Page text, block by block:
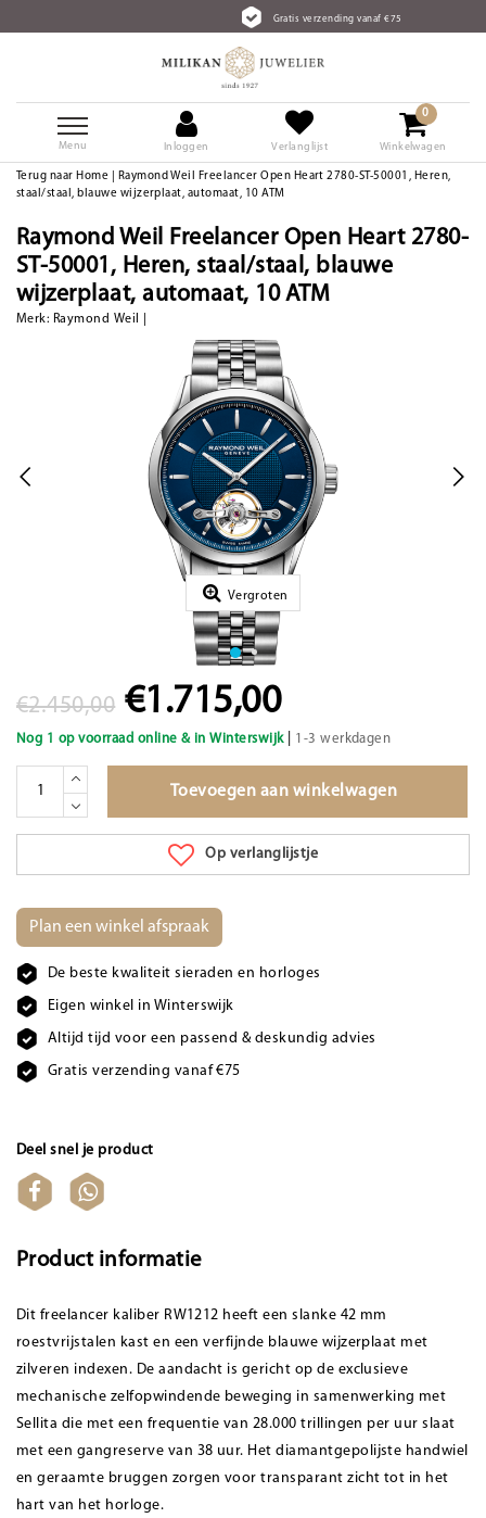
Gratis verzending vanaf €75
Menu Inloggen Verlanglijst
0
Winkelwagen
Terug naar Home
Raymond Weil Freelancer Open Heart 2780-ST-50001, Heren,
staal/staal, blauwe wijzerplaat, automaat, 10 ATM
Raymond Weil Freelancer Open Heart 2780-
ST-50001, Heren, staal/staal, blauwe
wijzerplaat, automaat, 10 ATM
Merk: Raymond Weil
Vergroten
€2.450,00 €1.715,00
Nog 1 op voorraad online & in Winterswijk| 1-3 werkdagen
Toevoegen aan winkelwagen
Op verlanglijstje
Plan een winkel afspraak
De beste kwaliteit sieraden en horloges
Eigen winkel in Winterswijk
Altijd tijd voor een passend & deskundig advies
Gratis verzending vanaf €75
Deel snel je product
Product informatie
Dit freelancer kaliber RW1212 heeft een slanke 42 mm
roestvrijstalen kast en een verfijnde blauwe wijzerplaat met
zilveren indexen. De aandacht is gericht op de exclusieve
mechanische zelfopwindende beweging in samenwerking met
Sellita die met een frequentie van 28.000 trillingen per uur slaat
met een gangreserve van 38 uur. Het diamantgepolijste handwiel
en geraamte bruggen zorgen voor transparant zicht tot in het
hart van het horloge.